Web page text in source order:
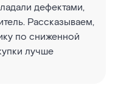
дефектами,
Рассказываем,
по сниженной
лучше